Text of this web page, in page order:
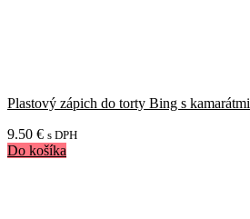
Plastový zápich do torty Bing s kamarátmi
9.50 € s DPH
Do košíka